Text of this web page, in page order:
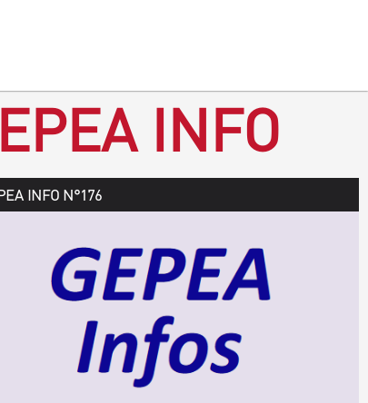
INFO
Infos n°177
octobre 2019
TÉLÉCHARGEZ LE GEPEA INFOS
INFO N°176